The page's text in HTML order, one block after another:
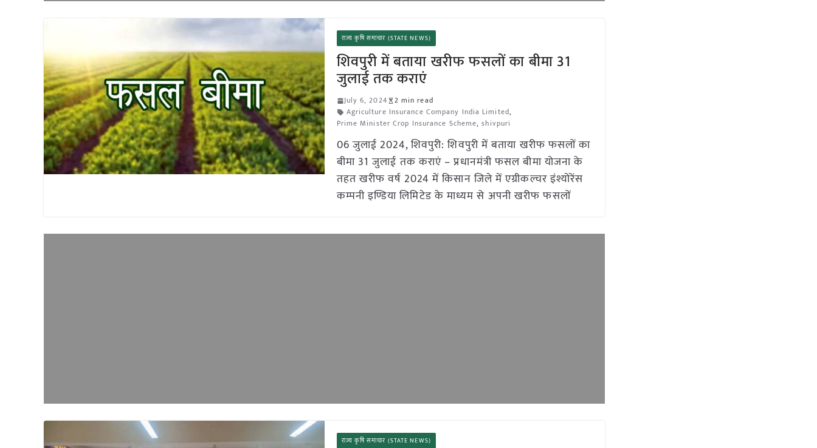
राज्य कृषि समाचार (STATE NEWS)
शिवपुरी में बताया खरीफ फसलों का बीमा 31
जुलाई तक कराएं
July 6, 2024
2 min read
Agriculture Insurance Company India Limited,
Prime Minister Crop Insurance Scheme,shivpuri
06 जुलाई 2024, शिवपुरी: शिवपुरी में बताया खरीफ फसलों का
बीमा 31 जुलाई तक कराएं – प्रधानमंत्री फसल बीमा योजना के
तहत खरीफ वर्ष 2024 में किसान जिले में एग्रीकल्चर इंश्योरेंस
कम्पनी इण्डिया लिमिटेड के माध्यम से अपनी खरीफ फसलों
राज्य कृषि समाचार (STATE NEWS)